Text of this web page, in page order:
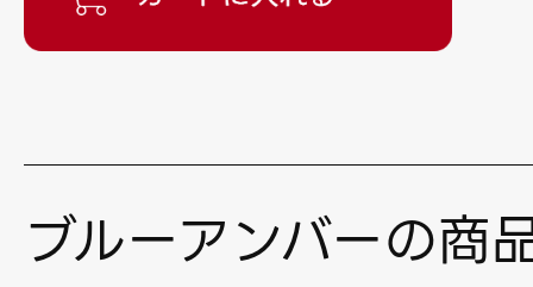
ブルーアンバーの商